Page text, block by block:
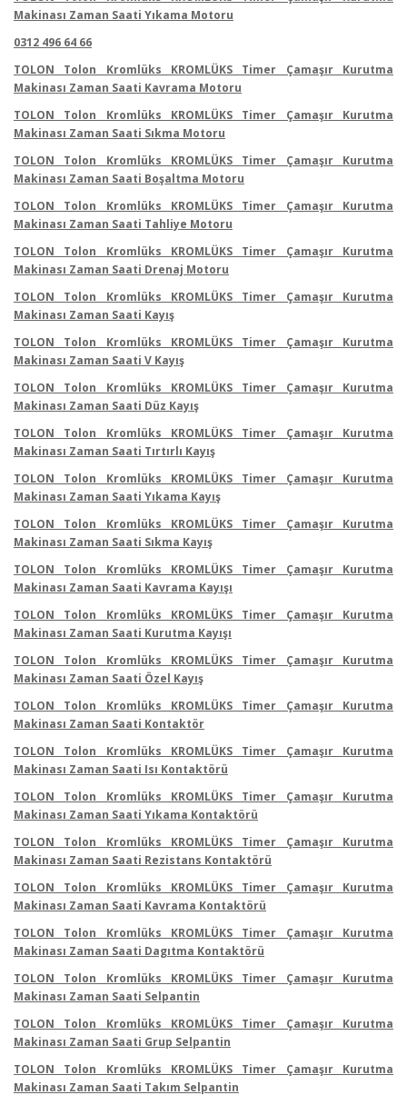
Makinası Zaman Saati Yıkama Motoru
0312 496 64 66
TOLON Tolon Kromlüks KROMLÜKS Timer Çamaşır Kurutma
Makinası Zaman Saati Kavrama Motoru
TOLON Tolon Kromlüks KROMLÜKS Timer Çamaşır Kurutma
Makinası Zaman Saati Sıkma Motoru
TOLON Tolon Kromlüks KROMLÜKS Timer Çamaşır Kurutma
Makinası Zaman Saati Boşaltma Motoru
TOLON Tolon Kromlüks KROMLÜKS Timer Çamaşır Kurutma
Makinası Zaman Saati Tahliye Motoru
TOLON Tolon Kromlüks KROMLÜKS Timer Çamaşır Kurutma
Makinası Zaman Saati Drenaj Motoru
TOLON Tolon Kromlüks KROMLÜKS Timer Çamaşır Kurutma
Makinası Zaman Saati Kayış
TOLON Tolon Kromlüks KROMLÜKS Timer Çamaşır Kurutma
Makinası Zaman Saati V Kayış
TOLON Tolon Kromlüks KROMLÜKS Timer Çamaşır Kurutma
Makinası Zaman Saati Düz Kayış
TOLON Tolon Kromlüks KROMLÜKS Timer Çamaşır Kurutma
Makinası Zaman Saati Tırtırlı Kayış
TOLON Tolon Kromlüks KROMLÜKS Timer Çamaşır Kurutma
Makinası Zaman Saati Yıkama Kayış
TOLON Tolon Kromlüks KROMLÜKS Timer Çamaşır Kurutma
Makinası Zaman Saati Sıkma Kayış
TOLON Tolon Kromlüks KROMLÜKS Timer Çamaşır Kurutma
Makinası Zaman Saati Kavrama Kayışı
TOLON Tolon Kromlüks KROMLÜKS Timer Çamaşır Kurutma
Makinası Zaman Saati Kurutma Kayışı
TOLON Tolon Kromlüks KROMLÜKS Timer Çamaşır Kurutma
Makinası Zaman Saati Özel Kayış
TOLON Tolon Kromlüks KROMLÜKS Timer Çamaşır Kurutma
Makinası Zaman Saati Kontaktör
TOLON Tolon Kromlüks KROMLÜKS Timer Çamaşır Kurutma
Makinası Zaman Saati Isı Kontaktörü
TOLON Tolon Kromlüks KROMLÜKS Timer Çamaşır Kurutma
Makinası Zaman Saati Yıkama Kontaktörü
TOLON Tolon Kromlüks KROMLÜKS Timer Çamaşır Kurutma
Makinası Zaman Saati Rezistans Kontaktörü
TOLON Tolon Kromlüks KROMLÜKS Timer Çamaşır Kurutma
Makinası Zaman Saati Kavrama Kontaktörü
TOLON Tolon Kromlüks KROMLÜKS Timer Çamaşır Kurutma
Makinası Zaman Saati Dagıtma Kontaktörü
TOLON Tolon Kromlüks KROMLÜKS Timer Çamaşır Kurutma
Makinası Zaman Saati Selpantin
TOLON Tolon Kromlüks KROMLÜKS Timer Çamaşır Kurutma
Makinası Zaman Saati Grup Selpantin
TOLON Tolon Kromlüks KROMLÜKS Timer Çamaşır Kurutma
Makinası Zaman Saati Takım Selpantin